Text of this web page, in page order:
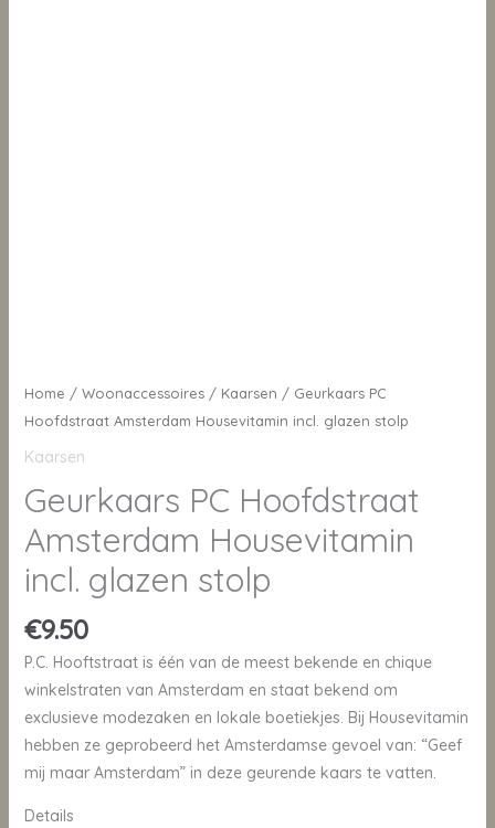
Home / Woonaccessoires/ Kaarsen / Geurkaars PC
Hoofdstraat Amsterdam Housevitamin incl. glazen stolp
Kaarsen
Geurkaars PC Hoofdstraat
Amsterdam Housevitamin
incl. glazen stolp
€9.50
P.C. Hooftstraat is één van de meest bekende en chique
winkelstraten van Amsterdam en staat bekend om
exclusieve modezaken en lokale boetiekjes. Bij Housevitamin
hebben ze geprobeerd het Amsterdamse gevoel van: “Geef
mij maar Amsterdam” in deze geurende kaars te vatten.
Details